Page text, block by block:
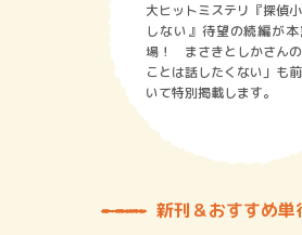
大ヒットミステリ『探偵
しない』待望の続編が
場！ まさきとしかさん
ことは話したくない」も
いて特別掲載します。
新刊＆おすすめ単